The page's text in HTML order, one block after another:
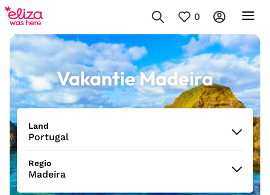
0
Vakantie Madeira
Land
Portugal
Regio
Madeira